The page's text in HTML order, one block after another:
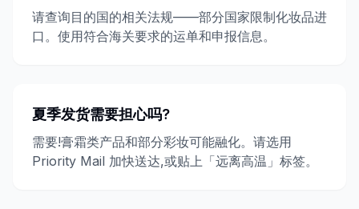
请查询目的国的相关法规——部分国家限制化妆品进
口。使用符合海关要求的运单和申报信息。
夏季发货需要担心吗?
需要!膏霜类产品和部分彩妆可能融化。请选用
Priority Mail 加快送达,或贴上「远离高温」标签。